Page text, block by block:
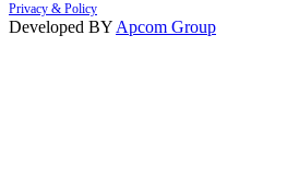
Privacy & Policy
Developed BY Apcom Group